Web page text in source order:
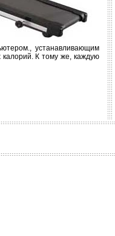
устанавливающим
калорий. К тому же, каждую